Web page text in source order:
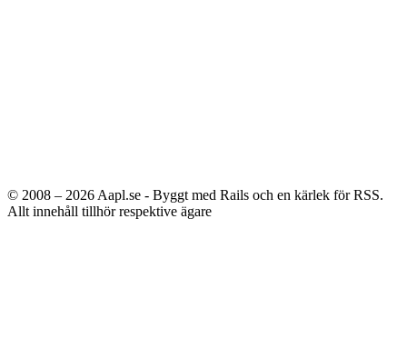
© 2008 – 2026 Aapl.se - Byggt med Rails och en kärlek för RSS.
Allt innehåll tillhör respektive ägare